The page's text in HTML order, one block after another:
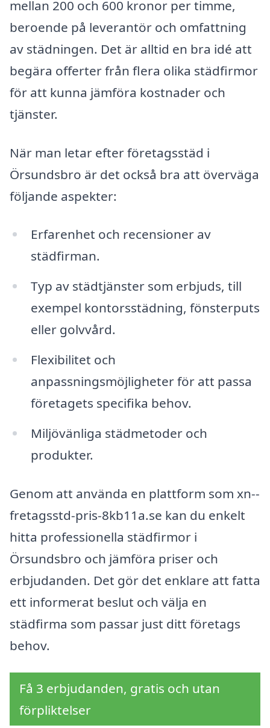
mellan 200 och 600 kronor per timme,
beroende på leverantör och omfattning
av städningen. Det är alltid en bra idé att
begära offerter från flera olika städfirmor
för att kunna jämföra kostnader och
tjänster.
När man letar efter företagsstäd i
Örsundsbro är det också bra att överväga
följande aspekter:
Erfarenhet och recensioner av
städfirman.
Typ av städtjänster som erbjuds, till
exempel kontorsstädning, fönsterputs
eller golvvård.
Flexibilitet och
anpassningsmöjligheter för att passa
företagets specifika behov.
Miljövänliga städmetoder och
produkter.
Genom att använda en plattform som xn--
fretagsstd-pris-8kb11a.se kan du enkelt
hitta professionella städfirmor i
Örsundsbro och jämföra priser och
erbjudanden. Det gör det enklare att fatta
ett informerat beslut och välja en
städfirma som passar just ditt företags
behov.
Få 3 erbjudanden, gratis och utan
förpliktelser